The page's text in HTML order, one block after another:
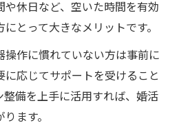
で婚活の不安を減らす方法
ラインで成婚率が上がる秘
なく始める婚活スタイル
ラインで自宅婚活を実現
済み相談所の選び方ポイン
休日など、空いた時間を有効
とって大きなメリットです。
作に慣れていない方は事前に
応じてサポートを受けること
備を上手に活用すれば、婚活
ます。